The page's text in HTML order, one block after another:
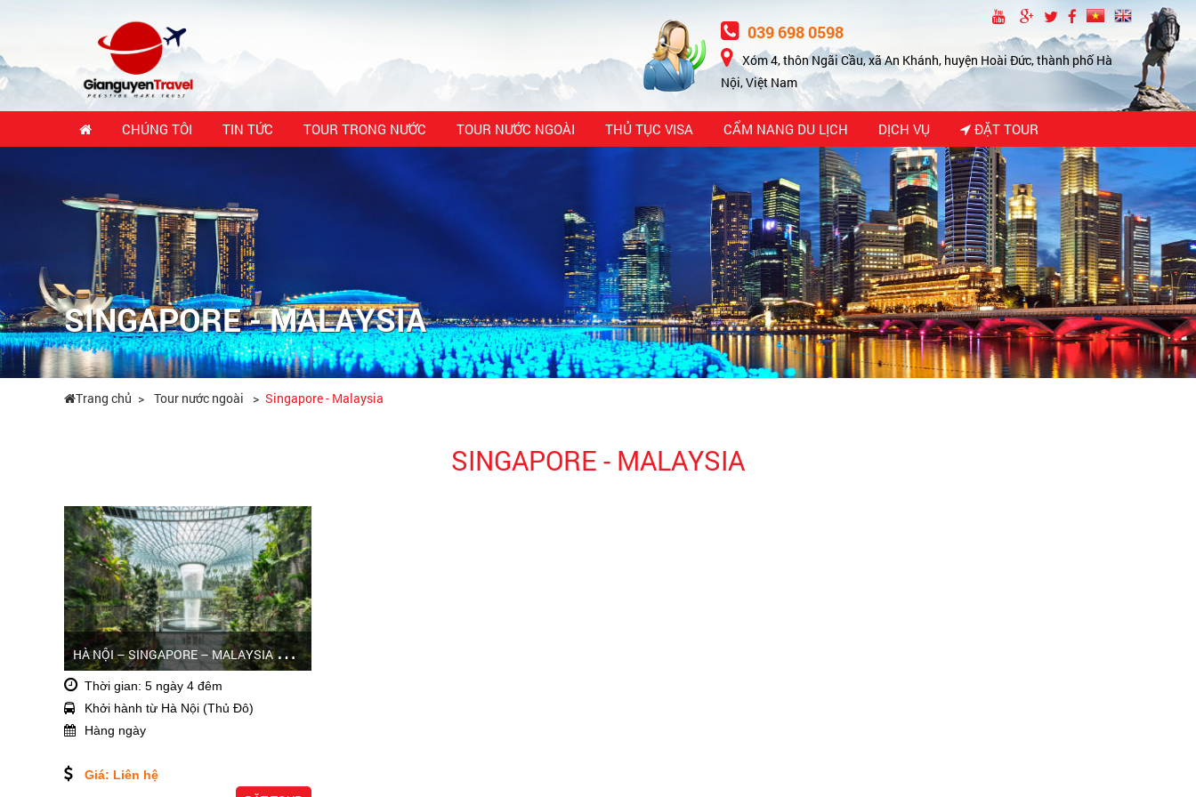
039 698 0598
Xóm 4, thôn Ngãi Cầu, xã An Khánh, huyện Hoài Đức, thành phố Hà
Nội, Việt Nam
CHÚNG TÔI TIN TỨC TOUR TRONG NƯỚC TOUR NƯỚC NGOÀI THỦ TỤC VISA CẨM NANG DU LỊCH DỊCH VỤ ĐẶT TOUR
SINGAPORE - MALAYSIA
Trang chủ Tour nước ngoài Singapore - Malaysia
SINGAPORE - MALAYSIA
H
À NỘI – SINGAPORE – MALAYSIA THÁNG 1/2/3 - 2026
Thời gian: 5 ngày 4 đêm
Khởi hành từ Hà Nội (Thủ Đô)
Hàng ngày
Giá: Liên hệ